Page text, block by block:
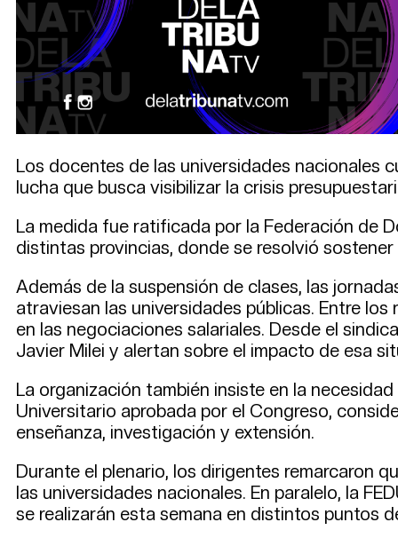
Los docentes de las universidades nacionales
lucha que busca visibilizar la crisis
La medida fue ratificada por la Federación de
distintas provincias, donde se resolvió
Además de la suspensión de clases, las
atraviesan las universidades públicas. Entre
en las negociaciones salariales. Desde el
Javier Milei y alertan sobre el impacto de esa
La organización también insiste en la
Universitario aprobada por el Congreso,
enseñanza, investigación y extensión.
Durante el plenario, los dirigentes remarcaron
las universidades nacionales. En paralelo, la
se realizarán esta semana en distintos puntos